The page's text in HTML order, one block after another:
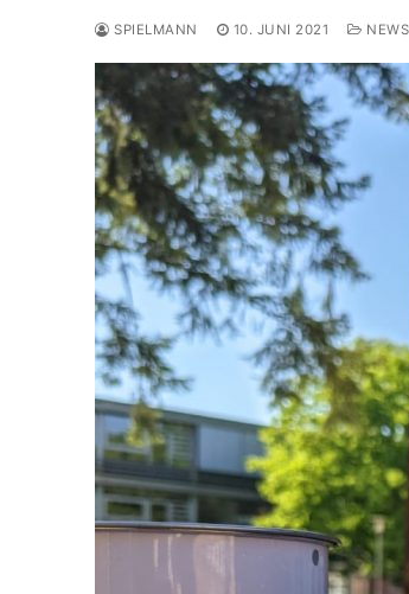
SPIELMANN 10. JUNI 2021 NEWS